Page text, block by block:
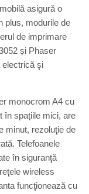
asigură o
plus, modurile de
de imprimare
și Phaser
electrică şi
monocrom A4 cu
în spațiile mici, are
minut, rezoluţie de
Telefoanele
în siguranţă
wireless
funcţionează cu